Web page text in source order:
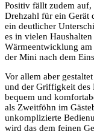
Positiv fällt zudem auf,
Drehzahl für ein Gerät
ein deutlicher
es in vielen
Wärmeentwicklung am
der Mini nach dem
Vor allem aber
und der Griffigkeit des
bequem und
als Zweitföhn im
unkomplizierte
wird das dem feinen